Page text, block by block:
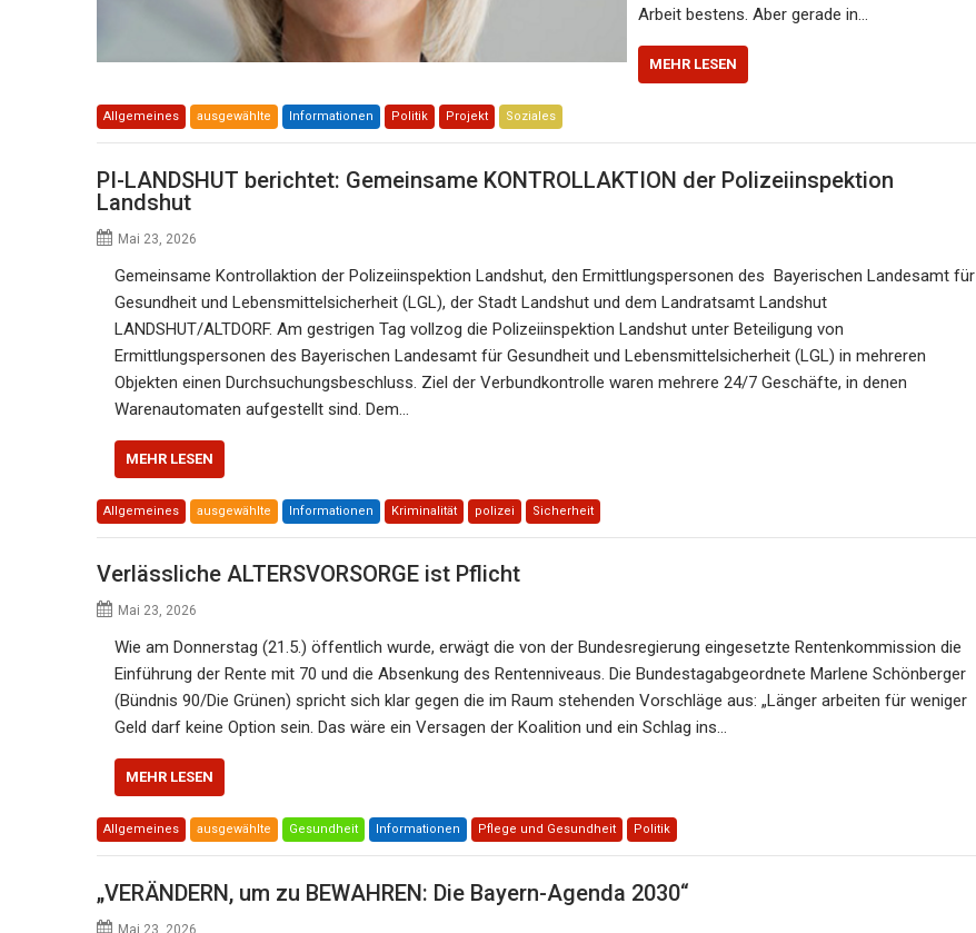
Arbeit bestens. Aber gerade in…
MEHR LESEN
Allgemeines ausgewählte Informationen Politik Projekt Soziales
PI-LANDSHUT berichtet: Gemeinsame KONTROLLAKTION der Polizeiinspektion
Landshut
Mai 23, 2026
Gemeinsame Kontrollaktion der Polizeiinspektion Landshut, den Ermittlungspersonen des Bayerischen Landesamt für
Gesundheit und Lebensmittelsicherheit (LGL), der Stadt Landshut und dem Landratsamt Landshut
LANDSHUT/ALTDORF. Am gestrigen Tag vollzog die Polizeiinspektion Landshut unter Beteiligung von
Ermittlungspersonen des Bayerischen Landesamt für Gesundheit und Lebensmittelsicherheit (LGL) in mehreren
Objekten einen Durchsuchungsbeschluss. Ziel der Verbundkontrolle waren mehrere 24/7 Geschäfte, in denen
Warenautomaten aufgestellt sind. Dem…
MEHR LESEN
Allgemeines ausgewählte Informationen Kriminalität polizei Sicherheit
Verlässliche ALTERSVORSORGE ist Pflicht
Mai 23, 2026
Wie am Donnerstag (21.5.) öffentlich wurde, erwägt die von der Bundesregierung eingesetzte Rentenkommission die
Einführung der Rente mit 70 und die Absenkung des Rentenniveaus. Die Bundestagabgeordnete Marlene Schönberger
(Bündnis 90/Die Grünen) spricht sich klar gegen die im Raum stehenden Vorschläge aus: „Länger arbeiten für weniger
Geld darf keine Option sein. Das wäre ein Versagen der Koalition und ein Schlag ins…
MEHR LESEN
Allgemeines ausgewählte Gesundheit Informationen Pflege und Gesundheit Politik
„VERÄNDERN, um zu BEWAHREN: Die Bayern-Agenda 2030“
Mai 23, 2026